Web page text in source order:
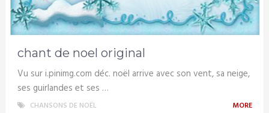
chant de noel original
Vu sur i.pinimg.com déc. noël arrive avec son vent, sa neige,
ses guirlandes et ses …
CHANSONS DE NOËL MORE